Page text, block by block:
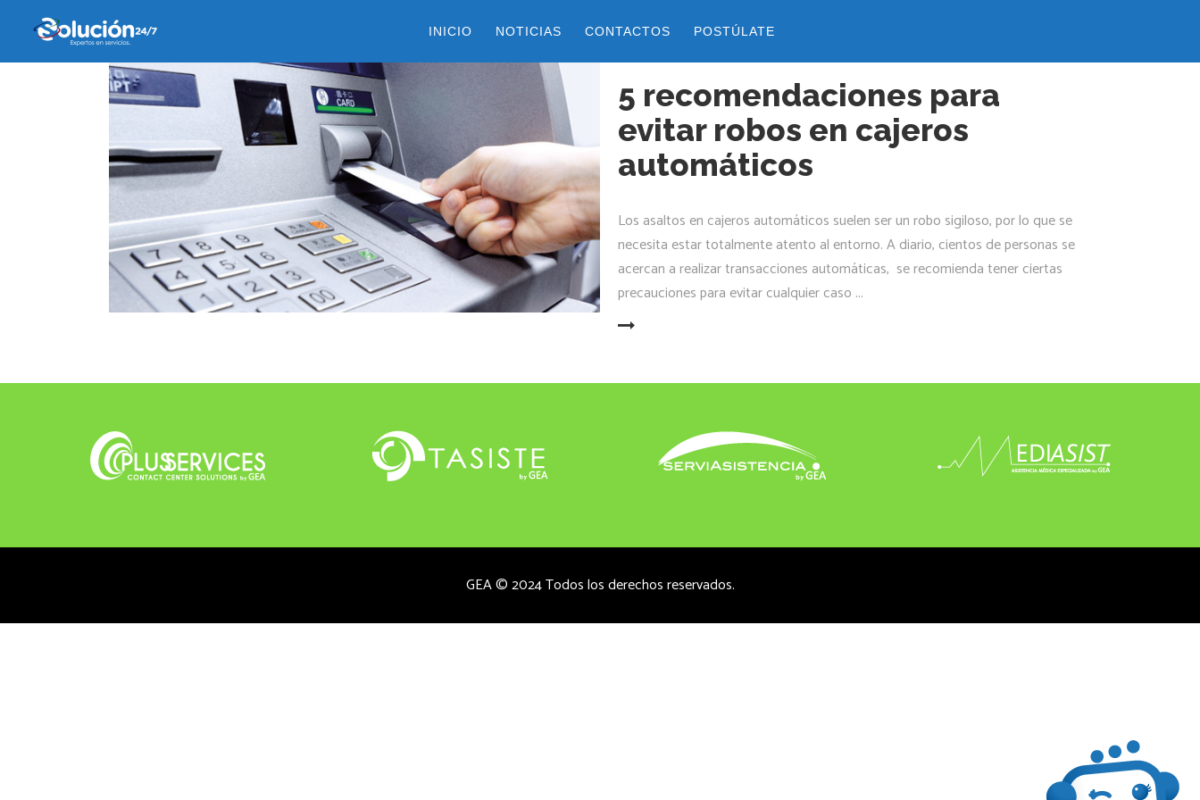
INICIO NOTICIAS CONTACTOS POSTÚLATE
5 recomendaciones para
evitar robos en cajeros
automáticos
Los asaltos en cajeros automáticos suelen ser un robo sigiloso, por lo que se
necesita estar totalmente atento al entorno. A diario, cientos de personas se
acercan a realizar transacciones automáticas, se recomienda tener ciertas
precauciones para evitar cualquier caso
GEA © 2024 Todos los derechos reservados.